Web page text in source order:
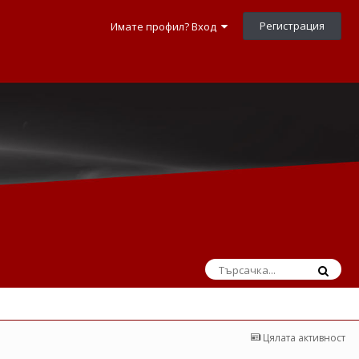
Имате профил? Вход Регистрация
Цялата активност